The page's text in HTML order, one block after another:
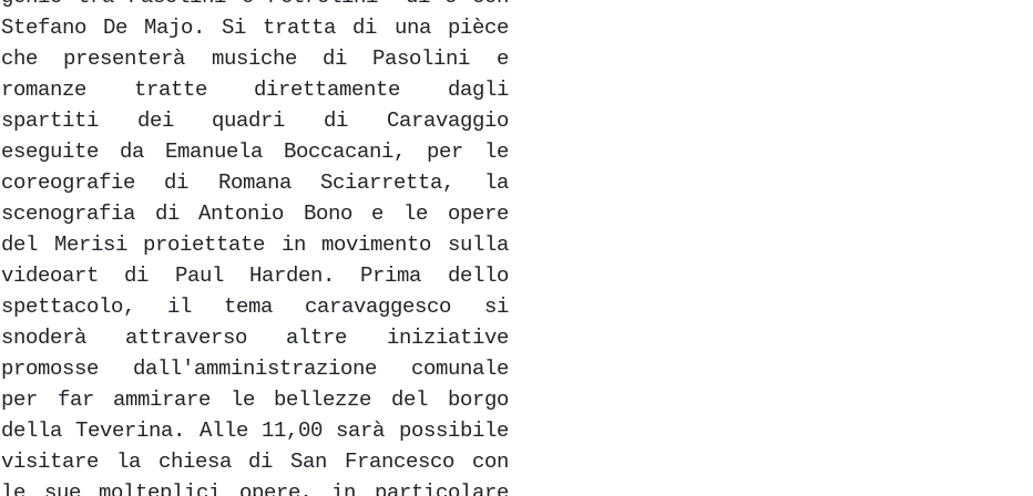
Stefano De Majo. Si tratta di una pièce
che presenterà musiche di Pasolini e
romanze tratte direttamente dagli
spartiti dei quadri di Caravaggio
eseguite da Emanuela Boccacani, per le
coreografie di Romana Sciarretta, la
scenografia di Antonio Bono e le opere
del Merisi proiettate in movimento sulla
videoart di Paul Harden. Prima dello
spettacolo, il tema caravaggesco si
snoderà attraverso altre iniziative
promosse dall'amministrazione comunale
per far ammirare le bellezze del borgo
della Teverina. Alle 11,00 sarà possibile
visitare la chiesa di San Francesco con